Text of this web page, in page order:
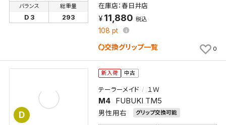
バランス
D 3
総重量
293
在庫店：春日井店
11,880 税込
108 pt
交換グリップ一覧 0
D
新入荷 中古
テーラーメイド １Ｗ
M4 FUBUKI TM5
男性用右 グリップ交換可能